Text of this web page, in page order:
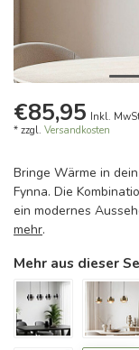
€85,95 Inkl.
* zzgl. Versandkosten
Bringe Wärme in
Fynna. Die
ein modernes
mehr.
Mehr aus dieser